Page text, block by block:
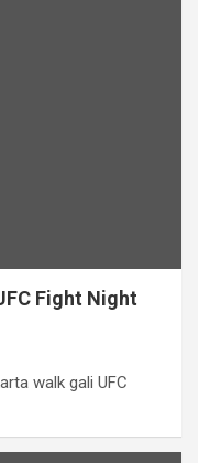
Fight Night
walk gali UFC